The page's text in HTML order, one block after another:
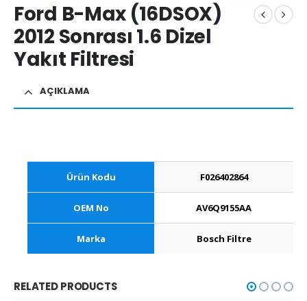
Ford B-Max (16DSOX)
2012 Sonrası 1.6 Dizel
Yakıt Filtresi
AÇIKLAMA
Ürün Kodu F026402864
OEM No AV6Q9155AA
Marka Bosch Filtre
RELATED PRODUCTS